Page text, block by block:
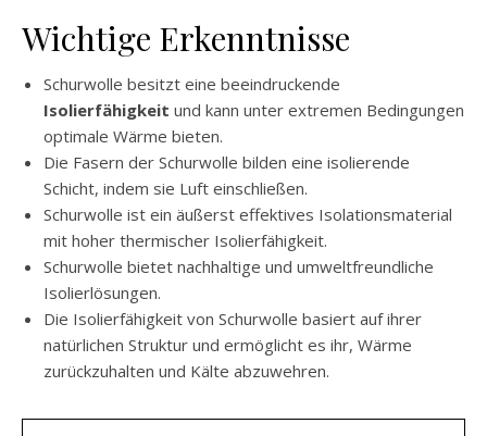
Wichtige Erkenntnisse
Schurwolle besitzt eine beeindruckende
Isolierfähigkeit und kann unter extremen Bedingungen
optimale Wärme bieten.
Die Fasern der Schurwolle bilden eine isolierende
Schicht, indem sie Luft einschließen.
Schurwolle ist ein äußerst effektives Isolationsmaterial
mit hoher thermischer Isolierfähigkeit.
Schurwolle bietet nachhaltige und umweltfreundliche
Isolierlösungen.
Die Isolierfähigkeit von Schurwolle basiert auf ihrer
natürlichen Struktur und ermöglicht es ihr, Wärme
zurückzuhalten und Kälte abzuwehren.